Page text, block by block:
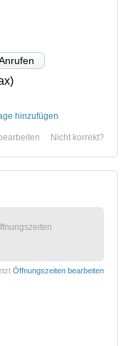
hinzufügen
Nicht korrekt?
Öffnungszeiten bearbeiten